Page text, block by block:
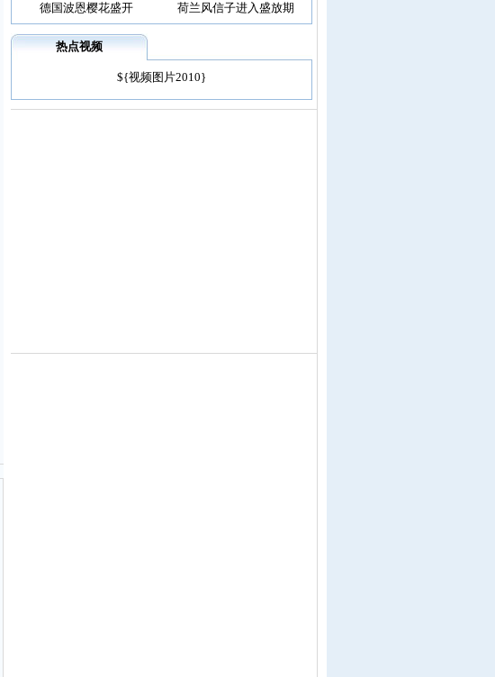
德国波恩樱花盛开 荷兰风信子进入盛放期
热点视频
${视频图片2010}